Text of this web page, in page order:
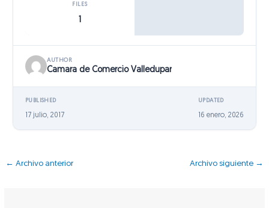
FILES
AUTHOR
Camara de Comercio Valledupar
PUBLISHED
17 julio, 2017
UPDATED
16 enero, 2026
← Archivo anterior Archivo siguiente →